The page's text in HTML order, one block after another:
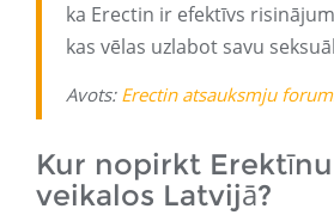
ka Erectin ir efektīvs
kas vēlas uzlabot savu
Avots: Erectin atsauksmju
Kur nopirkt
veikalos Latvijā?